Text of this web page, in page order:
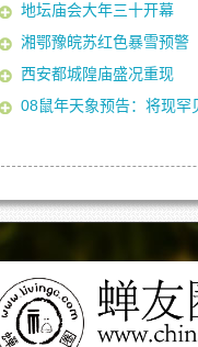
地坛庙会大年三十开幕
湘鄂豫皖苏红色暴雪预警
西安都城隍庙盛况重现
08鼠年天象预告：将现罕